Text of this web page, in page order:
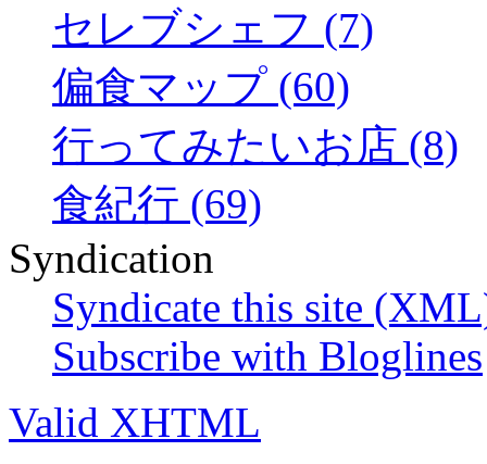
セレブシェフ (7)
偏食マップ (60)
行ってみたいお店 (8)
食紀行 (69)
Syndication
Syndicate this site
Subscribe with Bloglines
Valid XHTML